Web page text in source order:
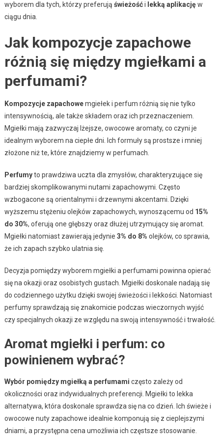
wyborem dla tych, którzy preferują świeżośći lekką aplikacjęw
ciągu dnia.
Jak kompozycje zapachowe
różnią się między mgiełkami a
perfumami?
Kompozycje zapachowemgiełek i perfum różnią się nie tylko
intensywnością, ale także składem oraz ich przeznaczeniem.
Mgiełki mają zazwyczaj lżejsze, owocowe aromaty, co czyni je
idealnym wyborem na ciepłe dni. Ich formuły są prostsze i mniej
złożone niż te, które znajdziemy w perfumach.
Perfumyto prawdziwa uczta dla zmysłów, charakteryzujące się
bardziej skomplikowanymi nutami zapachowymi. Często
wzbogacone są orientalnymi i drzewnymi akcentami. Dzięki
wyższemu stężeniu olejków zapachowych, wynoszącemu od 15%
do 30%, oferują one głębszy oraz dłużej utrzymujący się aromat.
Mgiełki natomiast zawierają jedynie 3% do 8% olejków, co sprawia,
że ich zapach szybko ulatnia się.
Decyzja pomiędzy wyborem mgiełki a perfumami powinna opierać
się na okazji oraz osobistych gustach. Mgiełki doskonale nadają się
do codziennego użytku dzięki swojej świeżości i lekkości. Natomiast
perfumy sprawdzają się znakomicie podczas wieczornych wyjść
czy specjalnych okazji ze względu na swoją intensywność i trwałość.
Aromat mgiełki i perfum: co
powinienem wybrać?
Wybór pomiędzy mgiełką a perfumami często zależy od
okoliczności oraz indywidualnych preferencji. Mgiełki to lekka
alternatywa, która doskonale sprawdza się na co dzień. Ich świeże i
owocowe nuty zapachowe idealnie komponują się z cieplejszymi
dniami, a przystępna cena umożliwia ich częstsze stosowanie.